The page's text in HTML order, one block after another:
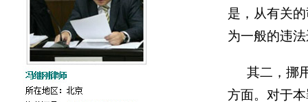
是，从有关
为一般的违
其二，挪
方面。对于